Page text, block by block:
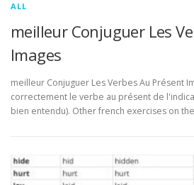
ALL
meilleur Conjuguer Les
Images
meilleur Conjuguer Les Verbes Au Présent
correctement le verbe au présent de
bien entendu). Other french exercises on